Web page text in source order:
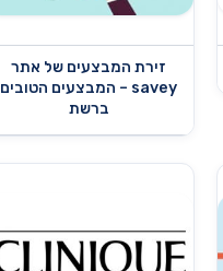
זירת המבצעים של אתר
savey – המבצעים הטובים
ברשת